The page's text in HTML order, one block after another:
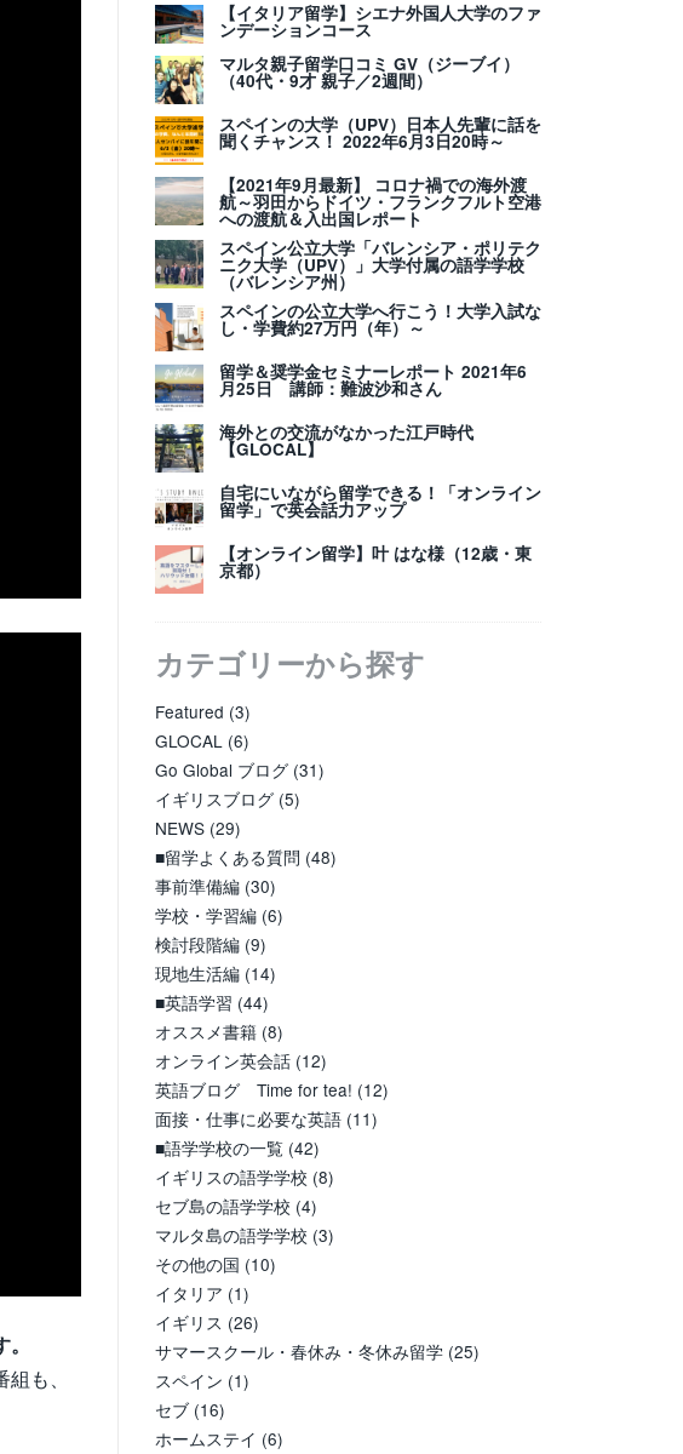
も、
【イタリア留学】シエナ外国人大学のファ
ンデーションコース
マルタ親子留学口コミ GV（ジーブイ）
（40代・9才 親子／2週間）
スペインの大学（UPV）日本人先輩に話を
聞くチャンス！ 2022年6月3日20時～
【2021年9月最新】 コロナ禍での海外渡
航～羽田からドイツ・フランクフルト空港
への渡航＆入出国レポート
スペイン公立大学「バレンシア・ポリテク
ニク大学（UPV）」大学付属の語学学校
（バレンシア州）
スペインの公立大学へ行こう！大学入試な
し・学費約27万円（年）～
留学＆奨学金セミナーレポート 2021年6
月25日 講師：難波沙和さん
海外との交流がなかった江戸時代
【GLOCAL】
自宅にいながら留学できる！「オンライン
留学」で英会話力アップ
【オンライン留学】叶 はな様（12歳・東
京都）
カテゴリーから探す
Featured (3)
GLOCAL (6)
Go Global ブログ (31)
イギリスブログ (5)
NEWS (29)
■留学よくある質問 (48)
事前準備編 (30)
学校・学習編 (6)
検討段階編 (9)
現地生活編 (14)
■英語学習 (44)
オススメ書籍 (8)
オンライン英会話 (12)
英語ブログ Time for tea! (12)
面接・仕事に必要な英語 (11)
■語学学校の一覧 (42)
イギリスの語学学校 (8)
セブ島の語学学校 (4)
マルタ島の語学学校 (3)
その他の国 (10)
イタリア (1)
イギリス (26)
サマースクール・春休み・冬休み留学 (25)
スペイン (1)
セブ (16)
ホームステイ (6)